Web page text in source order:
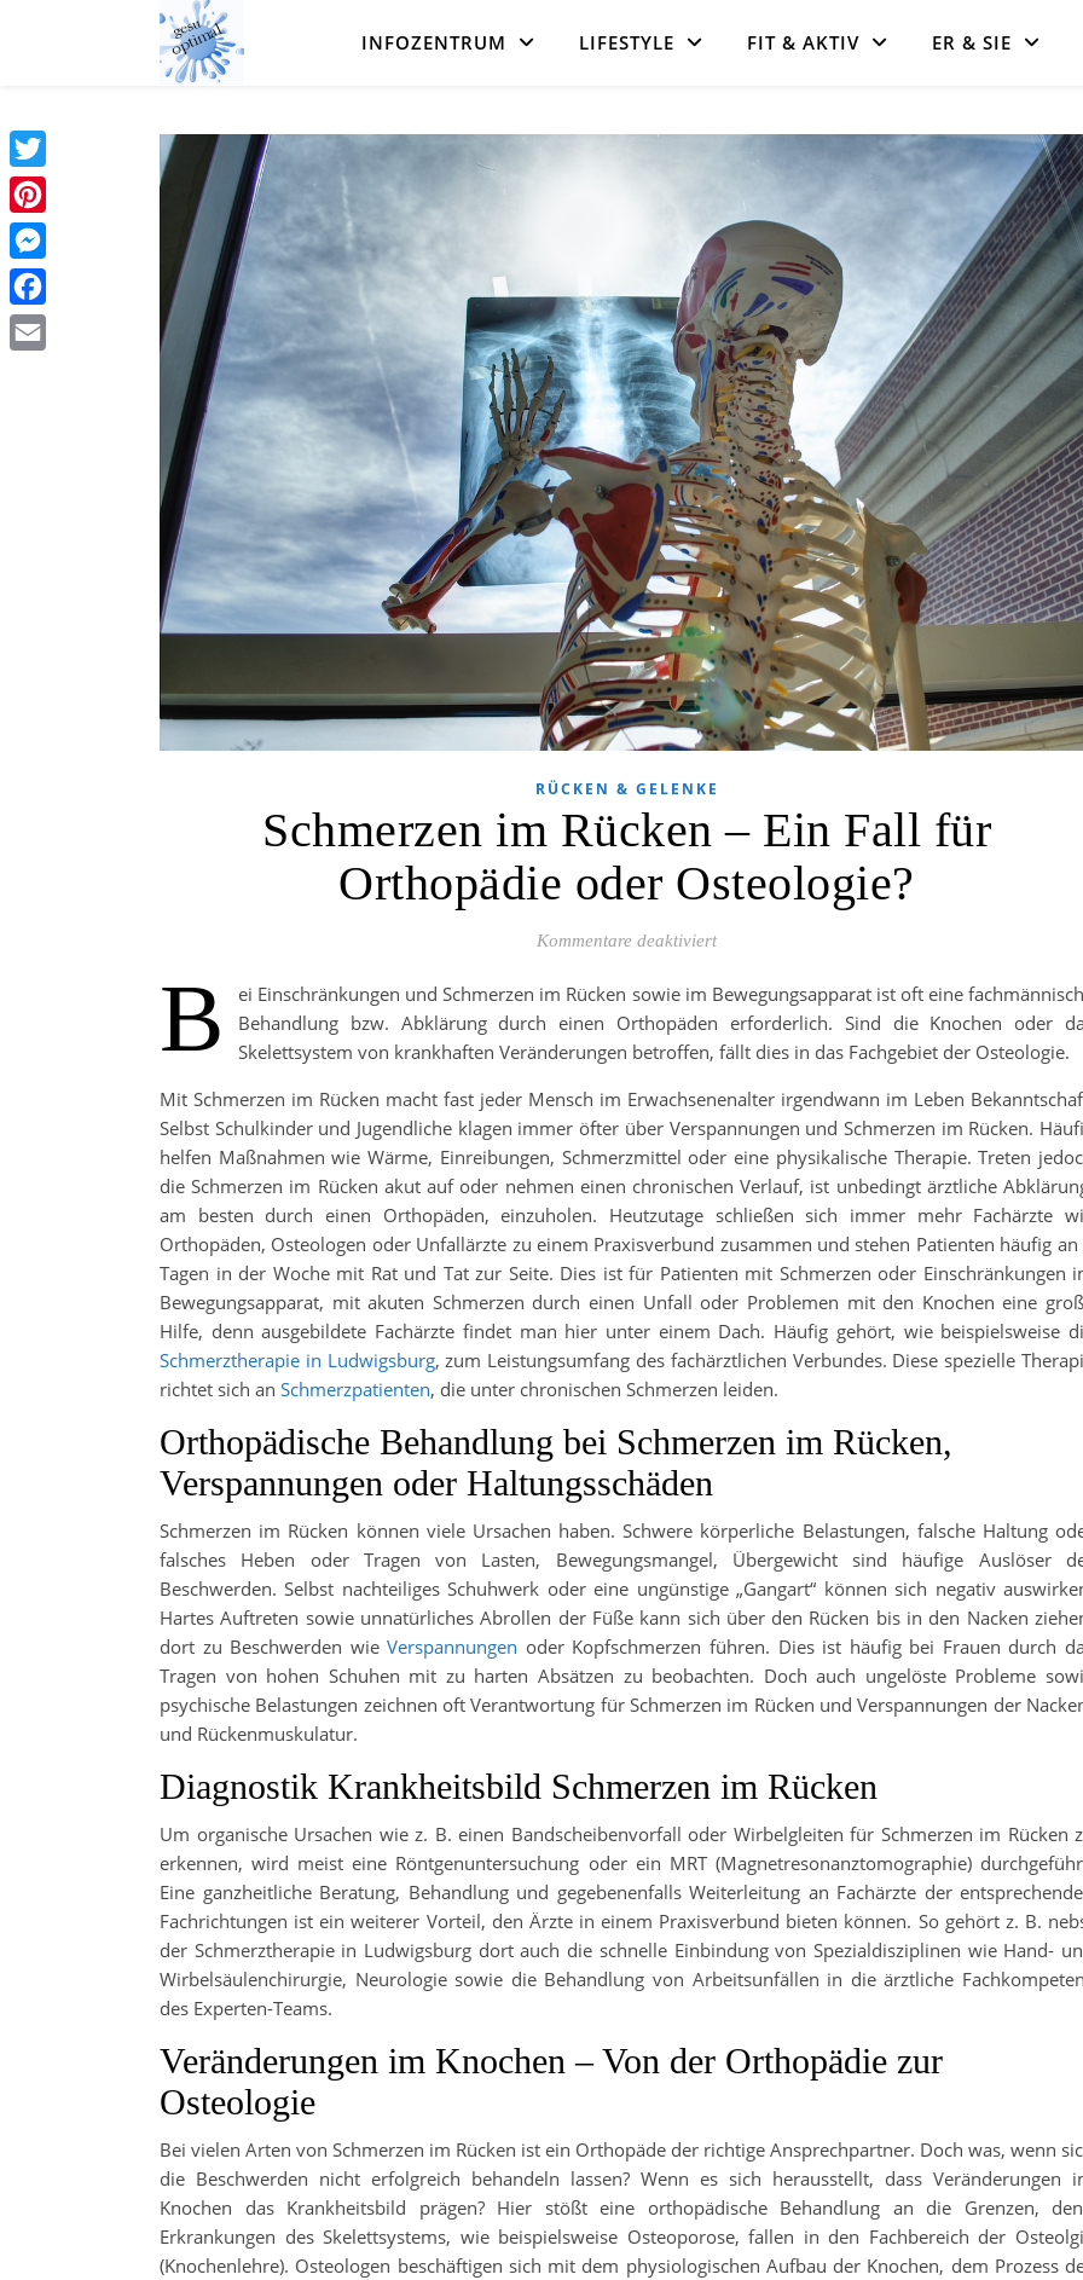
INFOZENTRUM LIFESTYLE FIT & AKTIV ER & SIE
RÜCKEN & GELENKE
Schmerzen im Rücken – Ein Fall für
Orthopädie oder Osteologie?
Kommentare deaktiviertfür Schmerzen im Rücken – Ein Fall für
B
ei Einschränkungen und Schmerzen im Rücken sowie im Bewegungsapparat ist oft eine
Behandlung bzw. Abklärung durch einen Orthopäden erforderlich. Sind die Knochen oder
Skelettsystem von krankhaften Veränderungen betroffen, fällt dies in das Fachgebiet der Osteologie.
Mit Schmerzen im Rücken macht fast jeder Mensch im Erwachsenenalter irgendwann im Leben
Selbst Schulkinder und Jugendliche klagen immer öfter über Verspannungen und Schmerzen im Rücken.
helfen Maßnahmen wie Wärme, Einreibungen, Schmerzmittel oder eine physikalische Therapie. Treten
die Schmerzen im Rücken akut auf oder nehmen einen chronischen Verlauf, ist unbedingt ärztliche
am besten durch einen Orthopäden, einzuholen. Heutzutage schließen sich immer mehr Fachärzte
Orthopäden, Osteologen oder Unfallärzte zu einem Praxisverbund zusammen und stehen Patienten häufig an
Tagen in der Woche mit Rat und Tat zur Seite. Dies ist für Patienten mit Schmerzen oder Einschränkungen
Bewegungsapparat, mit akuten Schmerzen durch einen Unfall oder Problemen mit den Knochen eine
Hilfe, denn ausgebildete Fachärzte findet man hier unter einem Dach. Häufig gehört, wie beispielsweise
Schmerztherapie in Ludwigsburg, zum Leistungsumfang des fachärztlichen Verbundes. Diese spezielle
richtet sich an Schmerzpatienten, die unter chronischen Schmerzen leiden.
Orthopädische Behandlung bei Schmerzen im Rücken,
Verspannungen oder Haltungsschäden
Schmerzen im Rücken können viele Ursachen haben. Schwere körperliche Belastungen, falsche Haltung
falsches Heben oder Tragen von Lasten, Bewegungsmangel, Übergewicht sind häufige Auslöser
Beschwerden. Selbst nachteiliges Schuhwerk oder eine ungünstige „Gangart“ können sich negativ
Hartes Auftreten sowie unnatürliches Abrollen der Füße kann sich über den Rücken bis in den Nacken
dort zu Beschwerden wieVerspannungen oder Kopfschmerzen führen. Dies ist häufig bei Frauen durch
Tragen von hohen Schuhen mit zu harten Absätzen zu beobachten. Doch auch ungelöste Probleme
psychische Belastungen zeichnen oft Verantwortung für Schmerzen im Rücken und Verspannungen der
und Rückenmuskulatur.
Diagnostik Krankheitsbild Schmerzen im Rücken
Um organische Ursachen wie z. B. einen Bandscheibenvorfall oder Wirbelgleiten für Schmerzen im Rücken
erkennen, wird meist eine Röntgenuntersuchung oder ein MRT (Magnetresonanztomographie)
Eine ganzheitliche Beratung, Behandlung und gegebenenfalls Weiterleitung an Fachärzte der
Fachrichtungen ist ein weiterer Vorteil, den Ärzte in einem Praxisverbund bieten können. So gehört z. B.
der Schmerztherapie in Ludwigsburg dort auch die schnelle Einbindung von Spezialdisziplinen wie Hand-
Wirbelsäulenchirurgie, Neurologie sowie die Behandlung von Arbeitsunfällen in die ärztliche
des Experten-Teams.
Veränderungen im Knochen – Von der Orthopädie zur
Osteologie
Bei vielen Arten von Schmerzen im Rücken ist ein Orthopäde der richtige Ansprechpartner. Doch was, wenn
die Beschwerden nicht erfolgreich behandeln lassen? Wenn es sich herausstellt, dass Veränderungen
Knochen das Krankheitsbild prägen? Hier stößt eine orthopädische Behandlung an die Grenzen,
Erkrankungen des Skelettsystems, wie beispielsweise Osteoporose, fallen in den Fachbereich der
(Knochenlehre). Osteologen beschäftigen sich mit dem physiologischen Aufbau der Knochen, dem Prozess
Twitter
Pinterest
Messenger
Facebook